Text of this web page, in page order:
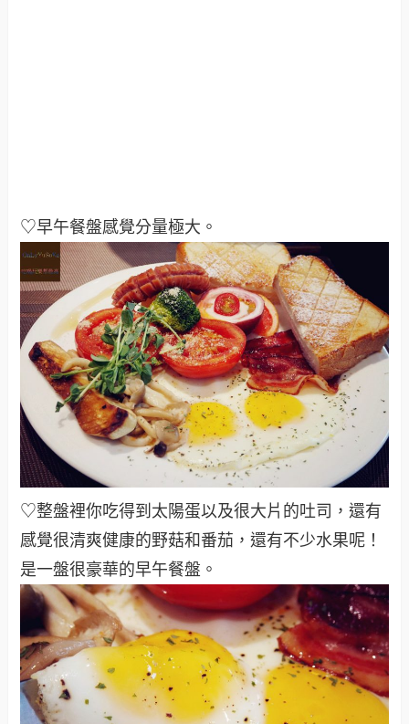
♡早午餐盤感覺分量極大 。
♡整盤裡你吃得到太陽蛋以及很大片的吐司，還有
感覺很清爽健康的野菇和番茄，還有不少水果呢！
是一盤很豪華的早午餐盤 。